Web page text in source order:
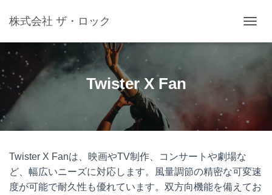
株式会社 ザ・ロック
Twister X Fan
Twister X Fanは、映画やTV制作、コンサートや劇場な
ど、幅広いニーズに対応します。風量調節の精密な可変速
度が可能で耐久性も優れています。双方向機能を備えてお